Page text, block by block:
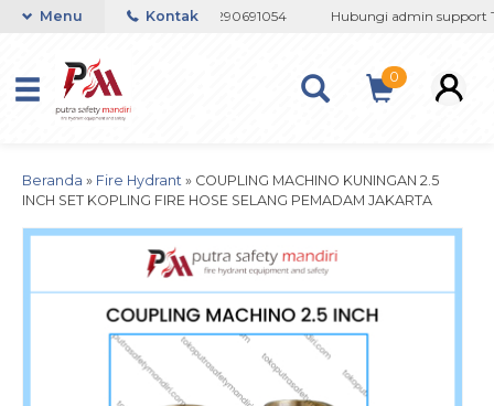
/ 081237364201 / 081290691054 Hubungi admin support
Menu Kontak
0
Beranda » Fire Hydrant » COUPLING MACHINO KUNINGAN 2.5
INCH SET KOPLING FIRE HOSE SELANG PEMADAM JAKARTA